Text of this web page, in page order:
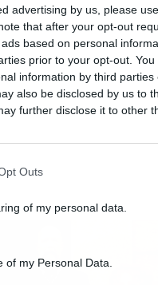
advertising by us, please
that after your opt-out
based on personal
prior to your opt-out.
information by third parties
also be disclosed by us to
further disclose it to other
Outs
of my personal data.
my Personal Data.